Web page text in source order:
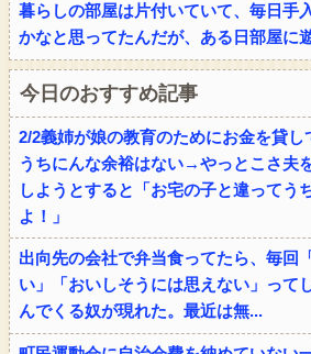
暮らしの部屋は片付いていて、毎日手
かなと思ってたんだが、ある日部屋に
今日のおすすめ記事
2/2義姉が娘の教育のためにお金を貸し
うちにんな余裕はない→やっとこさ夫
しようとすると「お宅の子と違ってう
よ！」
出向先の会社で弁当食ってたら、毎回
い」「おいしそうには思えない」って
んでくる奴が現れた。最近は無...